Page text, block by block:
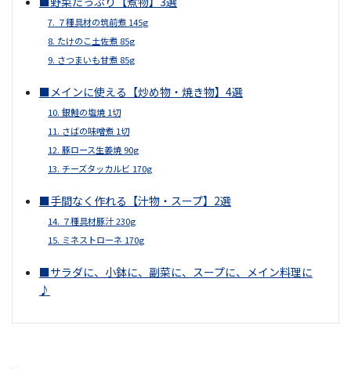
7. ７種具材の筑前煮 145g
8. たけのこ土佐煮 85g
9. さつまいも甘煮 85g
■メインに使える【炒め物・焼き物】4選
10. 銀鮭の塩焼 1切
11. さばの味噌煮 1切
12. 豚ロース生姜焼 90g
13. チーズタッカルビ 170g
■手間なく作れる【汁物・スープ】2選
14. ７種具材豚汁 230g
15. ミネストローネ 170g
■サラダに、小鉢に、副菜に、スープに、メイン料理に
♪